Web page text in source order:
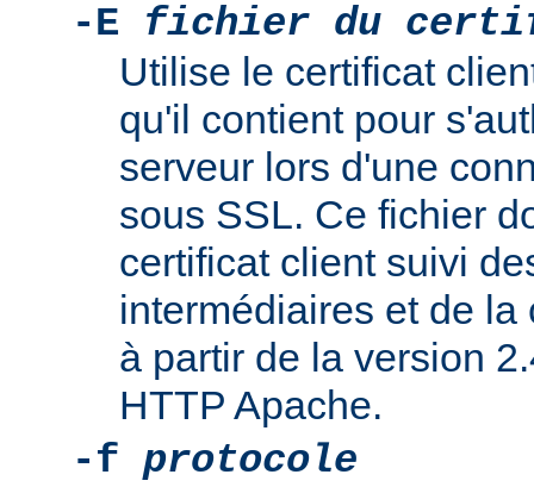
-E fichier du
Utilise le certificat
qu'il contient pour
serveur lors d'une
sous SSL. Ce fichier
certificat client suivi
intermédiaires et de
à partir de la version
HTTP Apache.
-f protocole